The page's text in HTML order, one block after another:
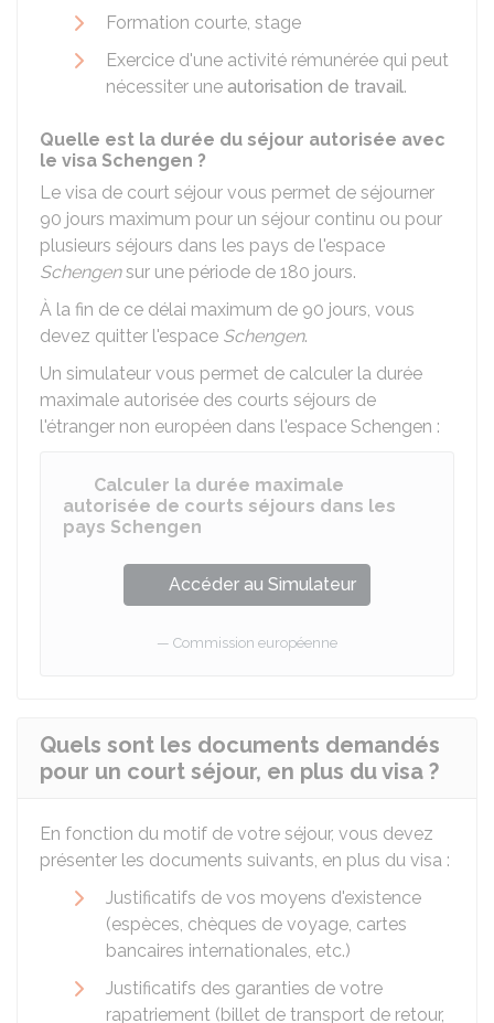
Formation courte, stage
Exercice d'une activité rémunérée qui peut
nécessiter une autorisation de travail.
Quelle est la durée du séjour autorisée avec
le visa Schengen ?
Le visa de court séjour vous permet de séjourner
90 jours maximum pour un séjour continu ou pour
plusieurs séjours dans les pays de l'espace
Schengensur une période de 180 jours.
À la fin de ce délai maximum de 90 jours, vous
devez quitter l'espace Schengen.
Un simulateur vous permet de calculer la durée
maximale autorisée des courts séjours de
l'étranger non européen dans l'espace Schengen :
Calculer la durée maximale
autorisée de courts séjours dans les
pays Schengen
Accéder au Simulateur
Commission européenne
Quels sont les documents demandés
pour un court séjour, en plus du visa ?
En fonction du motif de votre séjour, vous devez
présenter les documents suivants, en plus du visa :
Justificatifs de vos moyens d'existence
(espèces, chèques de voyage, cartes
bancaires internationales, etc.)
Justificatifs des garanties de votre
rapatriement (billet de transport de retour,